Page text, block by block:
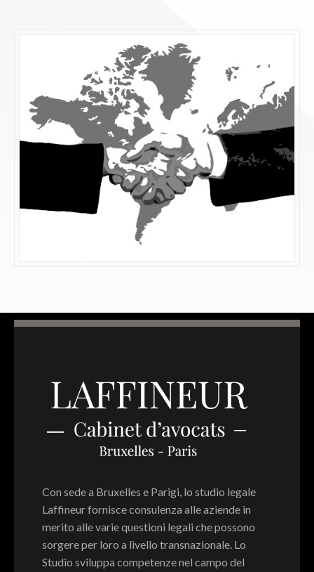
Con sede a Bruxelles e Parigi, lo studio legale
Laffineur fornisce consulenza alle aziende in
merito alle varie questioni legali che possono
sorgere per loro a livello transnazionale. Lo
Studio sviluppa competenze nel campo del
Switch The Language
Português